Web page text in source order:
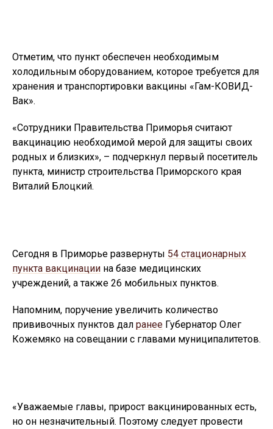
Отметим, что пункт обеспечен необходимым
холодильным оборудованием, которое требуется для
хранения и транспортировки вакцины «Гам-КОВИД-
Вак».
«Сотрудники Правительства Приморья считают
вакцинацию необходимой мерой для защиты своих
родных и близких», – подчеркнул первый посетитель
пункта, министр строительства Приморского края
Виталий Блоцкий.
Сегодня в Приморье развернуты 54 стационарных
пункта вакцинации на базе медицинских
учреждений, а также 26 мобильных пунктов.
Напомним, поручение увеличить количество
прививочных пунктов дал ранее Губернатор Олег
Кожемяко на совещании с главами муниципалитетов.
«Уважаемые главы, прирост вакцинированных есть,
но он незначительный. Поэтому следует провести